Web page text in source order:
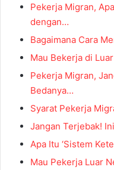
Pekerja Migran,
dengan…
Bagaimana Cara
Mau Bekerja di
Pekerja Migran,
Bedanya…
Syarat Pekerja
Jangan Terjebak!
Apa Itu ‘Sistem
Mau Pekerja Luar